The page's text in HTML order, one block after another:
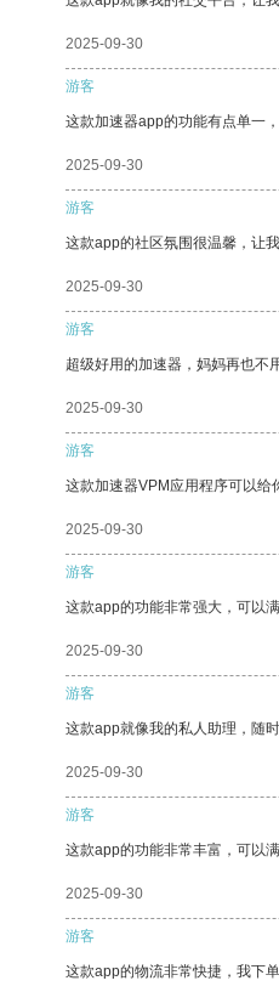
2025-09-30
游客
这款加速器app的功能有点单一
2025-09-30
游客
这款app的社区氛围很温馨，让
2025-09-30
游客
超级好用的加速器，妈妈再也不
2025-09-30
游客
这款加速器VPM应用程序可以给
2025-09-30
游客
这款app的功能非常强大，可以
2025-09-30
游客
这款app就像我的私人助理，随
2025-09-30
游客
这款app的功能非常丰富，可以
2025-09-30
游客
这款app的物流非常快捷，我下